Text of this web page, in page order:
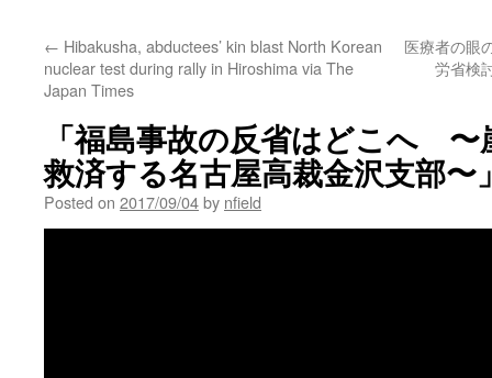
← Hibakusha, abductees’ kin blast North Korean
nuclear test during rally in Hiroshima via The
Japan Times
医療者の眼
労省検
「福島事故の反省はどこへ
救済する名古屋高裁金沢支部
Posted on 2017/09/04by nfield